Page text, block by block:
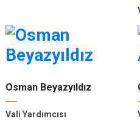
Osman Beyazyıldız
Vali Yardımcısı